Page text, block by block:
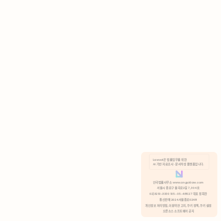
분석 쿠키 허용
Lawvot은 법률업무를 위한
AI 기반 자료조사 · 문서작성 플랫폼입니다.
안국법률사무소 www.anguklaw.com
서울시 종로구 율곡로2길 7, 304호
02)3210-3330 105-05-48527 대표 정희찬
통신판매 2024서울종로0248
개인정보 처리방침, 이용약관 고지, 쿠키 정책, 쿠키 설정
오픈소스 소프트웨어 공지